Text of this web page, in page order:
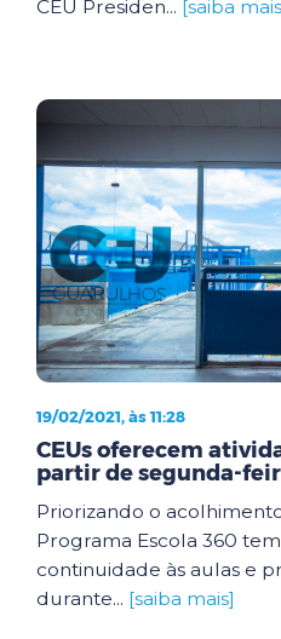
CEU Presiden... [saiba
19/02/2021, às 11:28
CEUs oferecem
partir de segunda-
Priorizando o
Programa Escola 360
continuidade às aulas e
durante... [saiba mais]